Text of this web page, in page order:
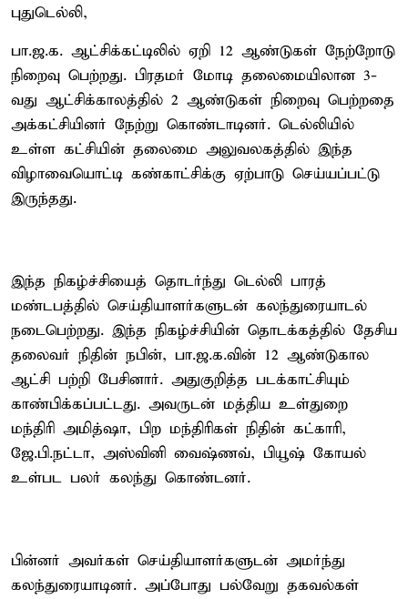
புதுடெல்லி,
பா.ஜ.க. ஆட்சிக்கட்டிலில் ஏறி 12 ஆண்டுகள் நேற்றோடு
நிறைவு பெற்றது. பிரதமர் மோடி தலைமையிலான 3-
வது ஆட்சிக்காலத்தில் 2 ஆண்டுகள் நிறைவு பெற்றதை
அக்கட்சியினர் நேற்று கொண்டாடினர். டெல்லியில்
உள்ள கட்சியின் தலைமை அலுவலகத்தில் இந்த
விழாவையொட்டி கண்காட்சிக்கு ஏற்பாடு செய்யப்பட்டு
இருந்தது.
இந்த நிகழ்ச்சியைத் தொடர்ந்து டெல்லி பாரத்
மண்டபத்தில் செய்தியாளர்களுடன் கலந்துரையாடல்
நடைபெற்றது. இந்த நிகழ்ச்சியின் தொடக்கத்தில் தேசிய
தலைவர் நிதின் நபின், பா.ஜ.க.வின் 12 ஆண்டுகால
ஆட்சி பற்றி பேசினார். அதுகுறித்த படக்காட்சியும்
காண்பிக்கப்பட்டது. அவருடன் மத்திய உள்துறை
மந்திரி அமித்ஷா, பிற மந்திரிகள் நிதின் கட்காரி,
ஜே.பி.நட்டா, அஸ்வினி வைஷ்ணவ், பியூஷ் கோயல்
உள்பட பலர் கலந்து கொண்டனர்.
பின்னர் அவர்கள் செய்தியாளர்களுடன் அமர்ந்து
கலந்துரையாடினர். அப்போது பல்வேறு தகவல்கள்